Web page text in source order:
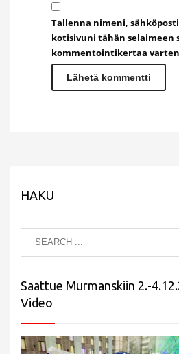
Tallenna nimeni,
kotisivuni tähän selaimeen
kommentointikertaa
HAKU
Saattue Murmanskiin 2.-
Video